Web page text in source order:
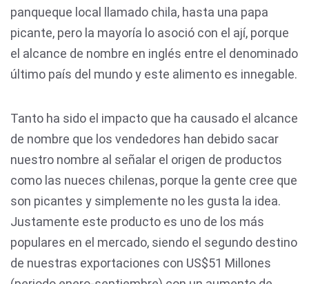
panqueque local llamado chila, hasta una papa
picante, pero la mayoría lo asoció con el ají, porque
el alcance de nombre en inglés entre el denominado
último país del mundo y este alimento es innegable.
Tanto ha sido el impacto que ha causado el alcance
de nombre que los vendedores han debido sacar
nuestro nombre al señalar el origen de productos
como las nueces chilenas, porque la gente cree que
son picantes y simplemente no les gusta la idea.
Justamente este producto es uno de los más
populares en el mercado, siendo el segundo destino
de nuestras exportaciones con US$51 Millones